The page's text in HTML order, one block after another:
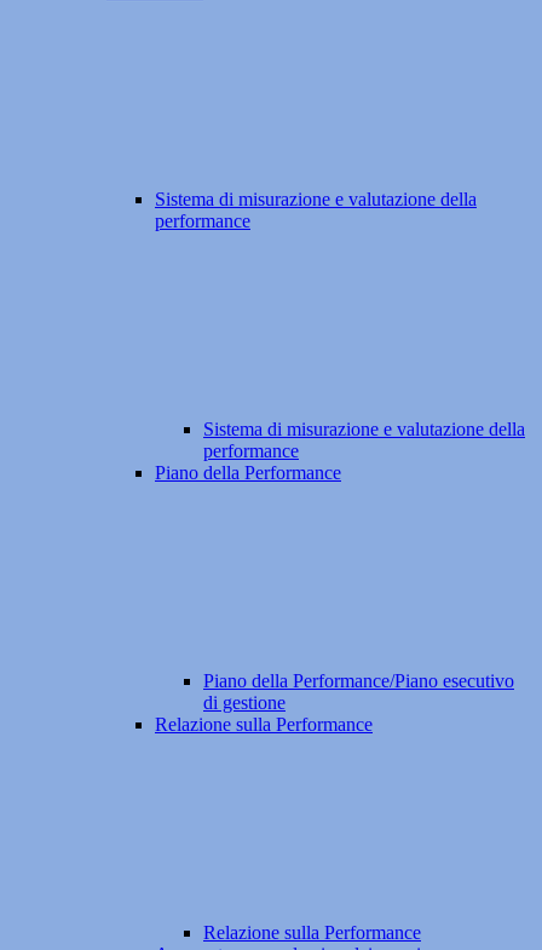
Sistema di misurazione e valutazione della
performance
Sistema di misurazione e valutazione della
performance
Piano della Performance
Piano della Performance/Piano esecutivo
di gestione
Relazione sulla Performance
Relazione sulla Performance